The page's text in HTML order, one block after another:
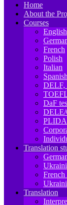
Home
About the
Courses
English
French
Polish
Italian
Spanish
DaF
PLIDA
Translation
French
Translation